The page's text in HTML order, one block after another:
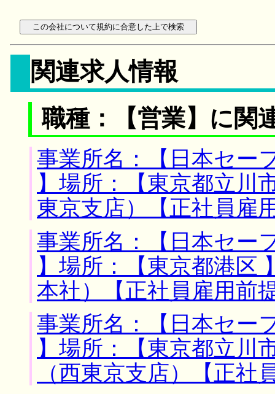
関連求人情報
職種：【営業】に関
事業所名：【日本セ
】場所：【東京都立川
東京支店）【正社員雇
事業所名：【日本セ
】場所：【東京都港区
本社）【正社員雇用前
事業所名：【日本セ
】場所：【東京都立川
（西東京支店）【正社